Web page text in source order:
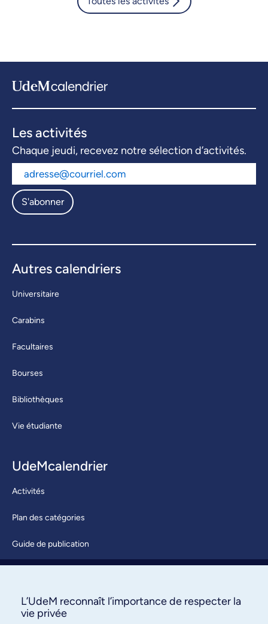
Les activités
Chaque jeudi, recevez notre sélection d’activités.
S'abonner
Autres calendriers
Universitaire
Carabins
Facultaires
Bourses
Bibliothèques
Vie étudiante
UdeMcalendrier
Activités
Plan des catégories
Guide de publication
À propos / Nous joindre
L’UdeM reconnaît l’importance de respecter la
vie privée